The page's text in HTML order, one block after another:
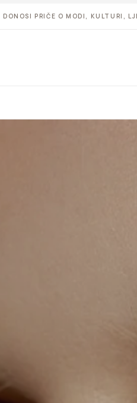
DONOSI PRIČE O MODI, KULTURI,